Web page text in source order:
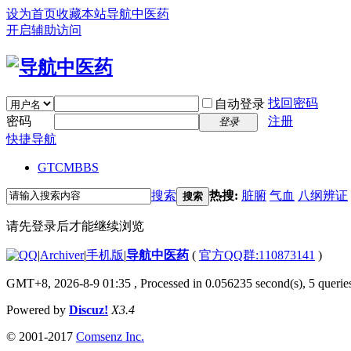
设为首页收藏本站导航中医药
开启辅助访问
自动登录 找回密码
密码
登录
注册
快捷导航
GTCMBBS
搜索 搜索 热搜: 脏腑 气血 八纲辨证
请先登录后才能继续浏览
|Archiver|手机版|导航中医药 ( 官方QQ群:110873141 )
GMT+8, 2026-8-9 01:35 , Processed in 0.056235 second(s), 5
Powered by Discuz! X3.4
© 2001-2017 Comsenz Inc.